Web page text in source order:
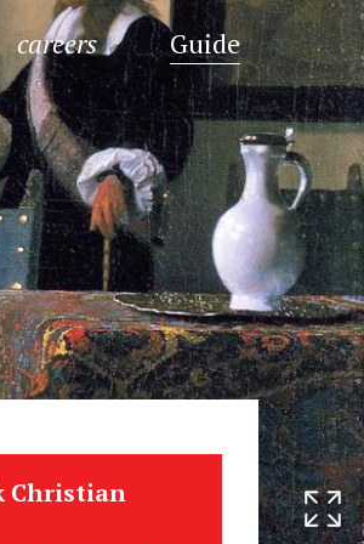
careers Guide
Christian